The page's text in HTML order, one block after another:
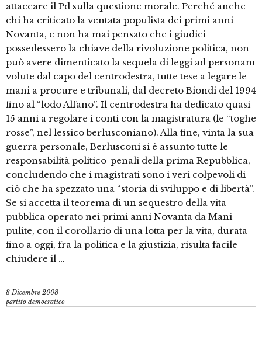
attaccare il Pd sulla questione morale. Perché anche
chi ha criticato la ventata populista dei primi anni
Novanta, e non ha mai pensato che i giudici
possedessero la chiave della rivoluzione politica, non
può avere dimenticato la sequela di leggi ad personam
volute dal capo del centrodestra, tutte tese a legare le
mani a procure e tribunali, dal decreto Biondi del 1994
fino al “lodo Alfano”. Il centrodestra ha dedicato quasi
15 anni a regolare i conti con la magistratura (le “toghe
rosse”, nel lessico berlusconiano). Alla fine, vinta la sua
guerra personale, Berlusconi si è assunto tutte le
responsabilità politico-penali della prima Repubblica,
concludendo che i magistrati sono i veri colpevoli di
ciò che ha spezzato una “storia di sviluppo e di libertà”.
Se si accetta il teorema di un sequestro della vita
pubblica operato nei primi anni Novanta da Mani
pulite, con il corollario di una lotta per la vita, durata
fino a oggi, fra la politica e la giustizia, risulta facile
chiudere il …
8 Dicembre 2008
partito democratico